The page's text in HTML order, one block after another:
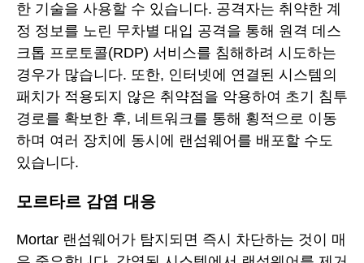
한 기술을 사용할 수 있습니다. 공격자는 취약한 계
정 정보를 노린 무차별 대입 공격을 통해 원격 데스
크톱 프로토콜(RDP) 서비스를 침해하려 시도하는
경우가 많습니다. 또한, 인터넷에 연결된 시스템의
패치가 적용되지 않은 취약점을 악용하여 초기 침투
경로를 확보한 후, 네트워크를 통해 횡적으로 이동
하며 여러 장치에 동시에 랜섬웨어를 배포할 수도
있습니다.
모르타르 감염 대응
Mortar 랜섬웨어가 탐지되면 즉시 차단하는 것이 매